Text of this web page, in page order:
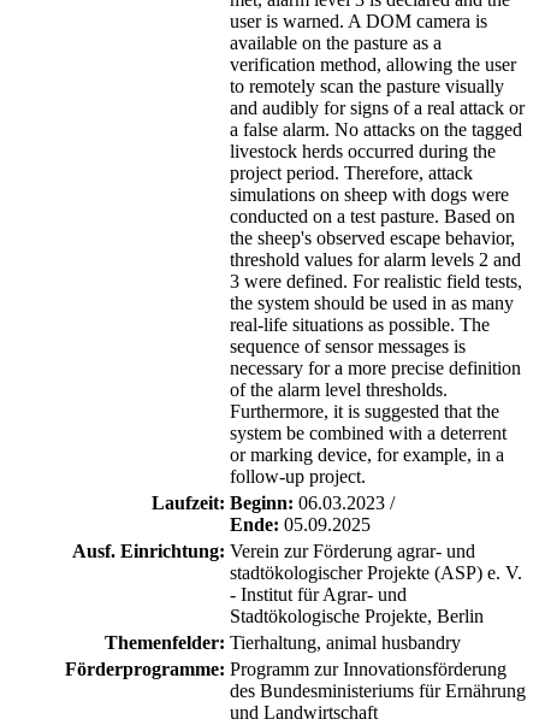
user is warned. A DOM camera is
available on the pasture as a
verification method, allowing the user
to remotely scan the pasture visually
and audibly for signs of a real attack or
a false alarm. No attacks on the tagged
livestock herds occurred during the
project period. Therefore, attack
simulations on sheep with dogs were
conducted on a test pasture. Based on
the sheep's observed escape behavior,
threshold values for alarm levels 2 and
3 were defined. For realistic field tests,
the system should be used in as many
real-life situations as possible. The
sequence of sensor messages is
necessary for a more precise definition
of the alarm level thresholds.
Furthermore, it is suggested that the
system be combined with a deterrent
or marking device, for example, in a
follow-up project.
Laufzeit: Beginn: 06.03.2023 /
Ende: 05.09.2025
Ausf. Einrichtung: Verein zur Förderung agrar- und
stadtökologischer Projekte (ASP) e. V.
- Institut für Agrar- und
Stadtökologische Projekte, Berlin
Themenfelder: Tierhaltung, animal husbandry
Förderprogramme: Programm zur Innovationsförderung
des Bundesministeriums für Ernährung
und Landwirtschaft